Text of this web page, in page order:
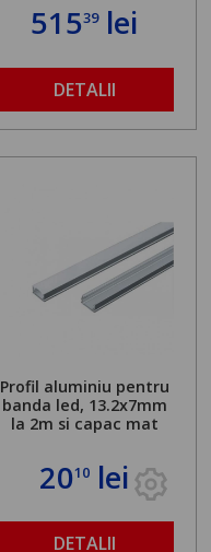
51539lei
DETALII
Profil aluminiu pentru
banda led, 13.2x7mm
la 2m si capac mat
2010 lei
DETALII